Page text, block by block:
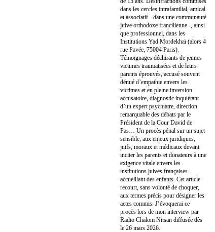
dans les cercles intrafamilial, amical
et associatif - dans une communauté
juive orthodoxe francilienne -, ainsi
que professionnel, dans les
Institutions Yad Mordekhaï (alors 4
rue Pavée, 75004 Paris).
Témoignages déchirants de jeunes
victimes traumatisées et de leurs
parents éprouvés, accusé souvent
dénué d’empathie envers les
victimes et en pleine inversion
accusatoire, diagnostic inquiétant
d’un expert psychiatre, direction
remarquable des débats par le
Président de la Cour David de
Pas… Un procès pénal sur un sujet
sensible, aux enjeux juridiques,
juifs, moraux et médicaux devant
inciter les parents et donateurs à une
exigence vitale envers les
institutions juives françaises
accueillant des enfants. Cet article
recourt, sans volonté de choquer,
aux termes précis pour désigner les
actes commis. J’évoquerai ce
procès lors de mon interview par
Radio Chalom Nitsan diffusée dès
le 26 mars 2026.